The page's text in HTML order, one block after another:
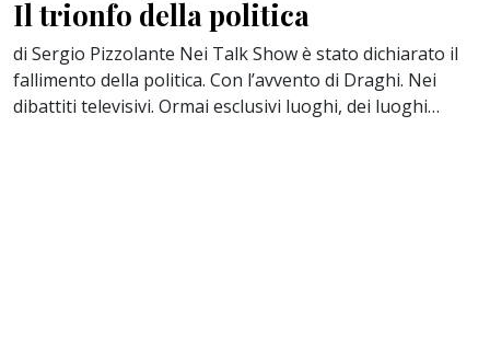
Il trionfo della politica
di Sergio Pizzolante Nei Talk Show è stato dichiarato il
fallimento della politica. Con l’avvento di Draghi. Nei
dibattiti televisivi. Ormai esclusivi luoghi, dei luoghi…